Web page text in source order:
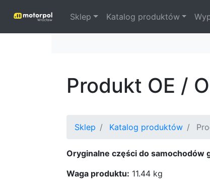
Sklep Katalog produktów
Produkt OE /
Sklep Katalog produktów
Oryginalne części do samochodów
Waga produktu: 11.44 kg